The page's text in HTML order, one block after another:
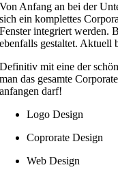
Von Anfang an bei der
sich ein komplettes
Fenster integriert werden.
ebenfalls gestaltet. Aktuell
Definitiv mit eine der
man das gesamte
anfangen darf!
Logo Design
Coprorate Design
Web Design